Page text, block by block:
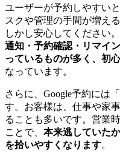
ユーザーが予約しやすい
スクや管理の手間が増え
しかし安心してください
通知・予約確認・リマイ
っているものが多く、初
なっています。
さらに、Google予約には
す。お客様は、仕事や家
ることも多いです。営業
ことで、 本来逃していた
を拾いやすくなります。